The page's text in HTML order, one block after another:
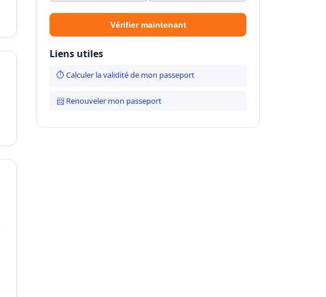
Vérifier maintenant
Liens utiles
⏱ Calculer la validité de mon passeport
📨 Renouveler mon passeport